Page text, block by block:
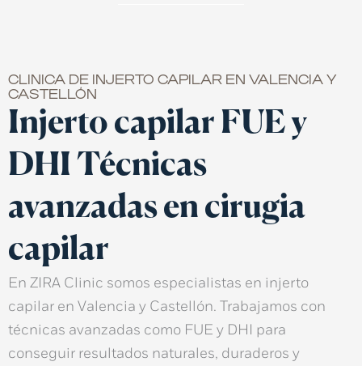
CLINICA DE INJERTO CAPILAR EN VALENCIA Y
CASTELLÓN
Injerto capilar FUE y
DHI Técnicas
avanzadas en cirugia
capilar
En ZIRA Clinic somos especialistas en injerto
capilar en Valencia y Castellón. Trabajamos con
técnicas avanzadas como FUE y DHI para
conseguir resultados naturales, duraderos y